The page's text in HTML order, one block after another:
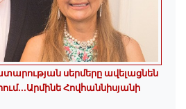
սերմերը ավելացնեն
Հովհաննիսյանի